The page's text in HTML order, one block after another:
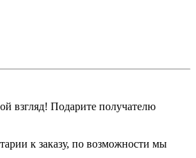
взгляд! Подарите получателю
к заказу, по возможности мы